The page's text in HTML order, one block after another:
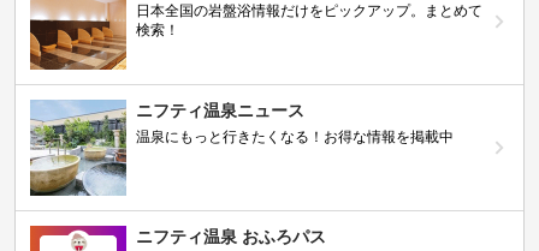
日本全国の岩盤浴情報だけをピックアップ。まとめて
検索！
ニフティ温泉ニュース
温泉にもっと行きたくなる！お得な情報を掲載中
ニフティ温泉 おふろパス